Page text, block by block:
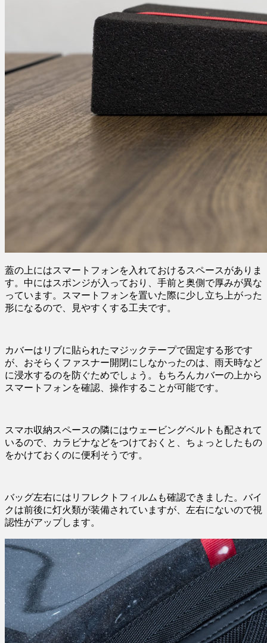
蓋の上にはスマートフォンを入れておけるスペースがありま
す。中にはスポンジが入っており、手前と奥側で厚みが異な
っています。スマートフォンを置いた際に少し立ち上がった
形になるので、見やすくする工夫です。
カバーはリブに貼られたマジックテープで固定する形です
が、おそらくファスナー開閉にしなかったのは、雨天時など
に浸水するのを防ぐためでしょう。もちろんカバーの上から
スマートフォンを確認、操作することが可能です。
スマホ収納スペースの隣にはウェービングベルトも配されて
いるので、カラビナなどをつけておくと、ちょっとしたもの
をかけておくのに便利そうです。
バッグ左右にはリフレクトフィルムも確認できました。バイ
クは前後に灯火類が装備されていますが、左右にないので視
認性がアップします。